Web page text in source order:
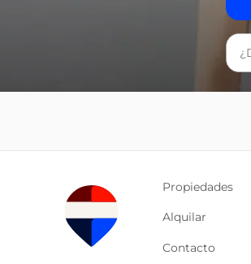
Propiedades
Alquilar
Contacto